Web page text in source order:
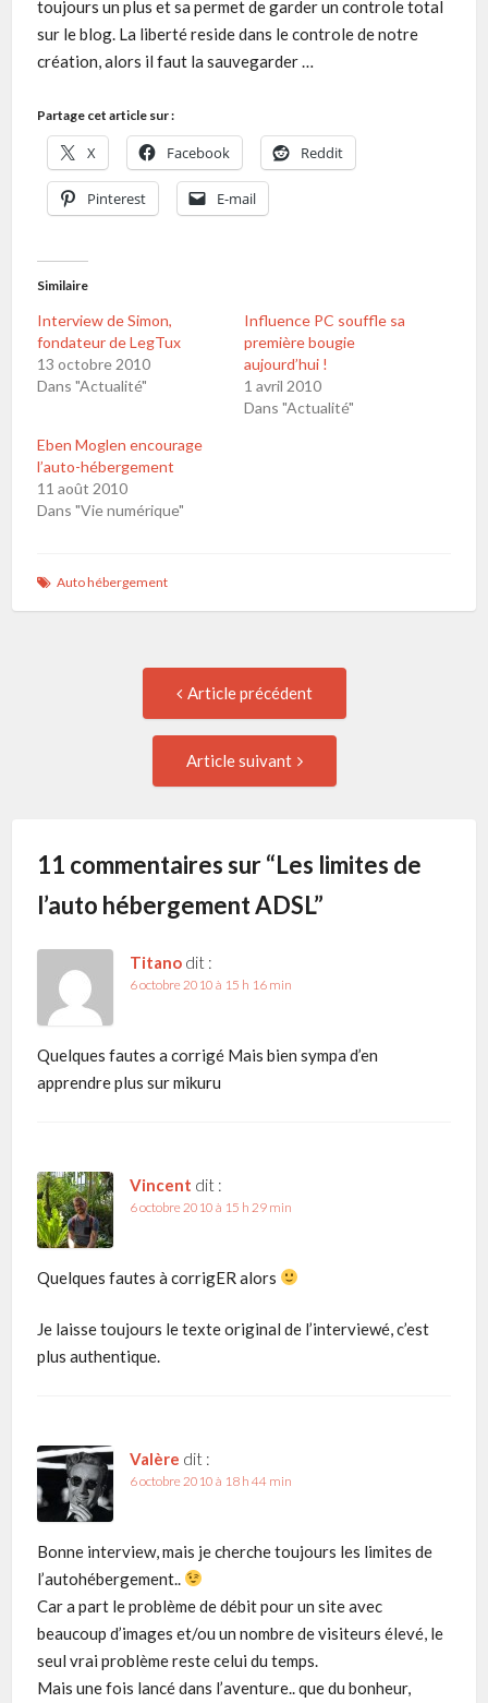
toujours un plus et sa permet de garder un controle total
sur le blog. La liberté reside dans le controle de notre
création, alors il faut la sauvegarder …
Partage cet article sur :
X Facebook Reddit
Pinterest E-mail
Similaire
Interview de Simon,
fondateur de LegTux
13 octobre 2010
Dans "Actualité"
Influence PC souffle sa
première bougie
aujourd’hui !
1 avril 2010
Dans "Actualité"
Eben Moglen encourage
l’auto-hébergement
11 août 2010
Dans "Vie numérique"
Auto hébergement
Navigation Article précédent
Article suivant
11 commentaires sur “Les limites de
l’auto hébergement ADSL”
Titano dit :
6 octobre 2010 à 15 h 16 min
Quelques fautes a corrigé Mais bien sympa d’en
apprendre plus sur mikuru
Vincent dit :
6 octobre 2010 à 15 h 29 min
Quelques fautes à corrigER alors
Je laisse toujours le texte original de l’interviewé, c’est
plus authentique.
Valère dit :
6 octobre 2010 à 18 h 44 min
Bonne interview, mais je cherche toujours les limites de
l’autohébergement..
Car a part le problème de débit pour un site avec
beaucoup d’images et/ou un nombre de visiteurs élevé, le
seul vrai problème reste celui du temps.
Mais une fois lancé dans l’aventure.. que du bonheur,